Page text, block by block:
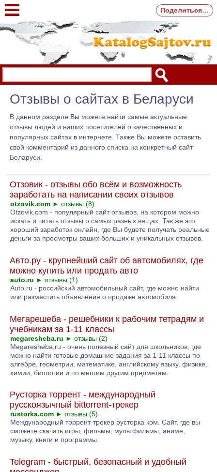
Отзывы о сайтах в Беларуси
В данном разделе Вы можете найти самые актуальные
отзывы людей и наших посетителей о качественных и
популярных сайтах в интернете. Также Вы можете оставить
свой комментарий из данного списка на конкретный сайт
Беларуси.
Отзовик - отзывы обо всём и возможность
заработать на написании своих отзывов
otzovik.com ► отзывы (8)
Otzovik.com - популярный сайт отзывов, на котором можно
искать и читать отзывы о самых разных вещах. Так же это
хороший заработок онлайн, где Вы будете получать реальные
деньги за просмотры ваших больших и уникальных отзывов.
Авто.ру - крупнейший сайт об автомобилях, где
можно купить или продать авто
auto.ru ► отзывы (1)
Auto.ru - российский автомобильный сайт, где можно найти
или разместить объявление о продаже автомобиля.
Мегарешеба - решебники к рабочим тетрадям и
учебникам за 1-11 классы
megaresheba.ru ► отзывы (2)
Megaresheba.ru - очень полезный сайт для школьников, где
можно найти готовые домашние задания за 1-11 классы по
алгебре, геометрии, математике, английскому языку, физике,
химии, биологии и по многим другим предметам.
Русторка торрент - международный
русскоязычный bittorrent-трекер
rustorka.com ► отзывы (5)
Международный торрент-трекер русторка ком. Сайт, где вы
сможете скачать игры, фильмы, мультфильмы, аниме,
музыку, книги и программы.
Telegram - быстрый, безопасный и удобный
Поделиться…